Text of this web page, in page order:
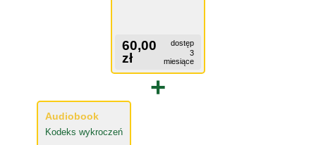
60,00
zł
dostęp
3
miesiące
+
Audiobook
Kodeks wykroczeń